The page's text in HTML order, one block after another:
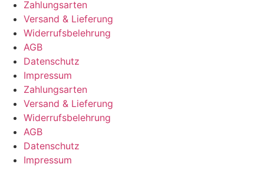
Zahlungsarten
Versand & Lieferung
Widerrufsbelehrung
AGB
Datenschutz
Impressum
Zahlungsarten
Versand & Lieferung
Widerrufsbelehrung
AGB
Datenschutz
Impressum